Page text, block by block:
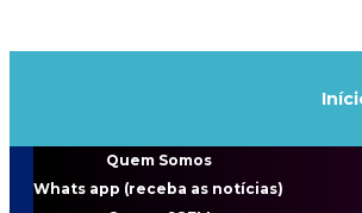
Quem Somos
Whats app (receba as notícias)